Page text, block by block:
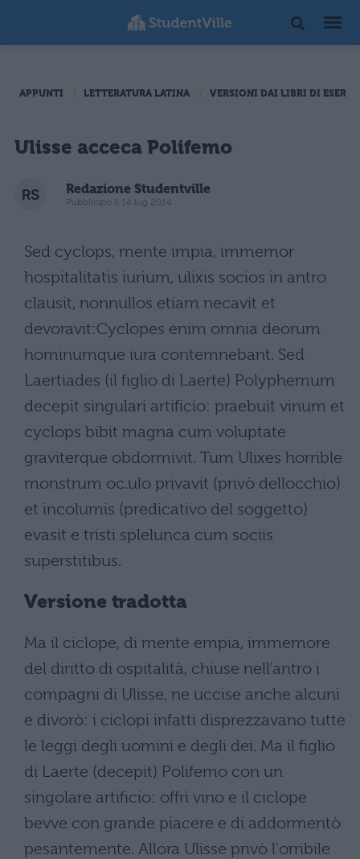
APPUNTI LETTERATURA LATINA VERSIONI DAI LIBRI DI
Ulisse acceca Polifemo
Redazione Studentville
Pubblicato il 14 lug 2014
Sed cyclops, mente impia, immemor
hospitalitatis iurium, ulixis socios in antro
clausit, nonnullos etiam necavit et
devoravit:Cyclopes enim omnia deorum
hominumque iura contemnebant. Sed
Laertiades (il figlio di Laerte) Polyphemum
decepit singulari artificio: praebuit vinum et
cyclops bibit magna cum voluptate
graviterque obdormivit. Tum Ulixes horrible
monstrum oc.ulo privavit (privò dellocchio)
et incolumis (predicativo del soggetto)
evasit e tristi splelunca cum sociis
superstitibus.
Versione tradotta
Ma il ciclope, di mente empia, immemore
del diritto di ospitalità, chiuse nell'antro i
compagni di Ulisse, ne uccise anche alcuni
e divorò: i ciclopi infatti disprezzavano tutte
le leggi degli uomini e degli dei. Ma il figlio
di Laerte (decepit) Polifemo con un
singolare artificio: offrì vino e il ciclope
bevve con grande piacere e di addormentò
pesantemente. Allora Ulisse privò l'orribile